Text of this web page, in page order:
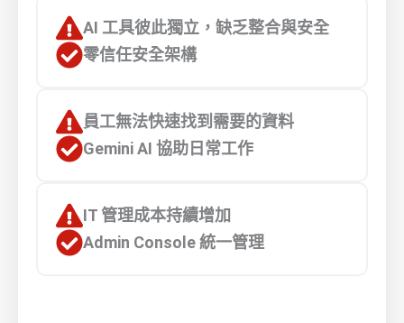
AI 工具彼此獨立，缺乏整合與安全
零信任安全架構
員工無法快速找到需要的資料
Gemini AI 協助日常工作
IT 管理成本持續增加
Admin Console 統一管理​